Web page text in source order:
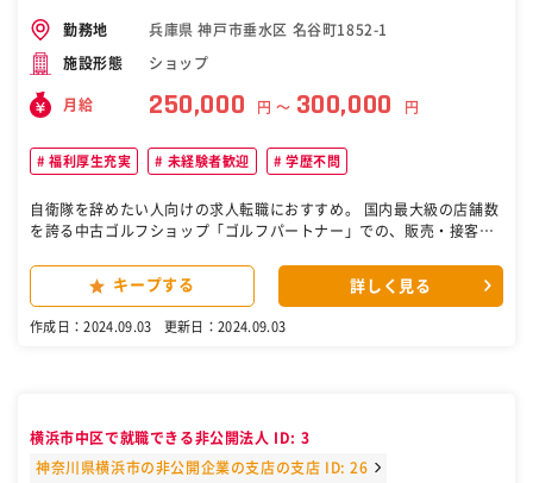
勤務地 兵庫県 神戸市垂水区 名谷町1852-1
施設形態 ショップ
月給 250,000 円 〜 300,000 円
福利厚生充実 未経験者歓迎 学歴不問
自衛隊を辞めたい人向けの求人転職におすすめ。 国内最大級の店舗数
を誇る中古ゴルフショップ「ゴルフパートナー」での、販売・接客の
し ・在庫管理 ・中古買取 ・店内のPOP作成 【将来的には…】 店長と
してマネジメントもお任せします! 未経験からたった1年で副店長にな
ド昇格も可能です。 ［自衛隊・転職・求人］
キープする 詳しく見る
作成日：2024.09.03 更新日：2024.09.03
横浜市中区で就職できる非公開法人 ID: 3
神奈川県横浜市の非公開企業の支店の支店 ID: 26